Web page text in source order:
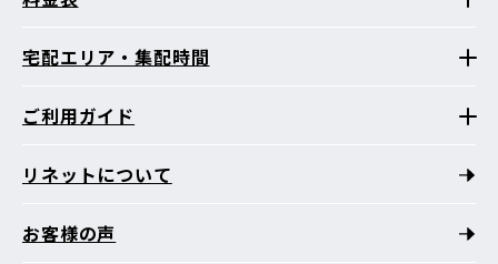
宅配エリア・集配時間
ご利用ガイド
リネットについて
お客様の声